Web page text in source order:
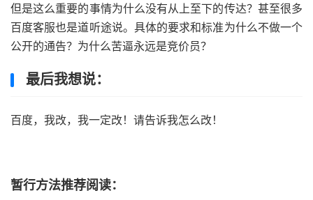
但是这么重要的事情为什么没有从上至下的传达？甚至很多
百度客服也是道听途说。具体的要求和标准为什么不做一个
公开的通告？为什么苦逼永远是竞价员？
最后我想说：
百度，我改，我一定改！请告诉我怎么改！
暂行方法推荐阅读：